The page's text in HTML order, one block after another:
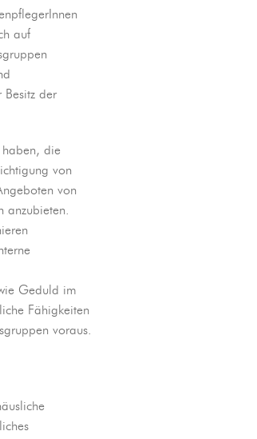
auf
Besitz der
haben, die
von
von
anzubieten.
Geduld im
Fähigkeiten
voraus.